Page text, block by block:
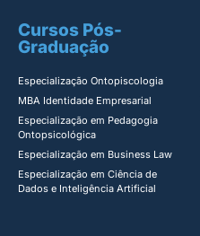
Cursos Pós-
Graduação
Especialização Ontopiscologia ​
MBA Identidade Empresarial​
Especialização em Pedagogia
Ontopsicológica​
Especialização em Business Law
Especialização em Ciência de
Dados e Inteligência Artificial